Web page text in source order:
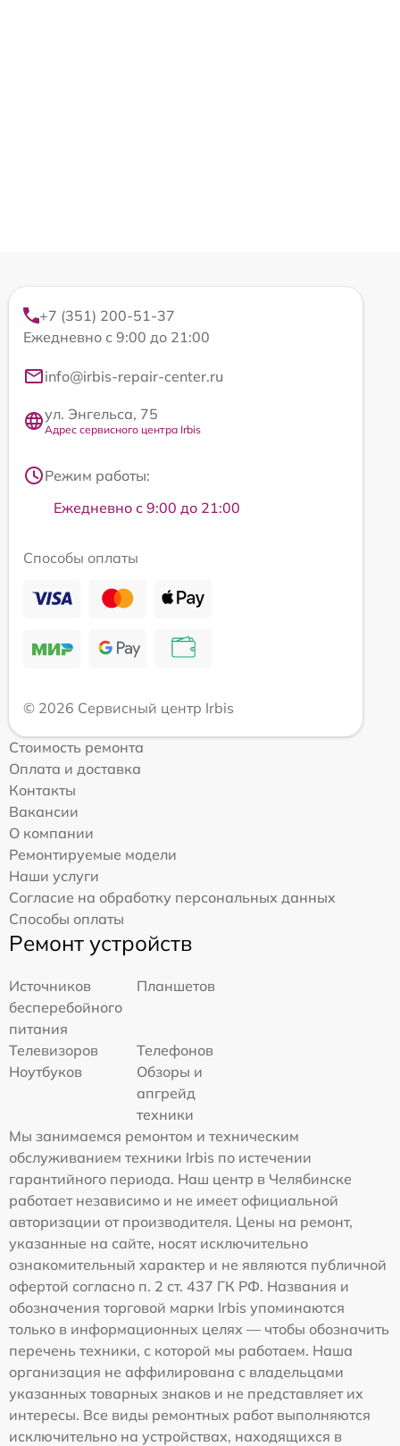
+7 (351) 200-51-37
Ежедневно с 9:00 до 21:00
info@irbis-repair-center.ru
ул. Энгельса, 75
Адрес сервисного центра Irbis
Режим работы:
Ежедневно с 9:00 до 21:00
Способы оплаты
© 2026 Сервисный центр Irbis
Стоимость ремонта
Оплата и доставка
Контакты
Вакансии
О компании
Ремонтируемые модели
Наши услуги
Согласие на обработку персональных данных
Способы оплаты
Ремонт устройств
Источников
бесперебойного
питания
Планшетов
Телевизоров
Телефонов
Ноутбуков
Обзоры и
апгрейд
техники
Мы занимаемся ремонтом и техническим
обслуживанием техники Irbis по истечении
гарантийного периода. Наш центр в Челябинске
работает независимо и не имеет официальной
авторизации от производителя. Цены на ремонт,
указанные на сайте, носят исключительно
ознакомительный характер и не являются публичной
офертой согласно п. 2 ст. 437 ГК РФ. Названия и
обозначения торговой марки Irbis упоминаются
только в информационных целях — чтобы обозначить
перечень техники, с которой мы работаем. Наша
организация не аффилирована с владельцами
указанных товарных знаков и не представляет их
интересы. Все виды ремонтных работ выполняются
исключительно на устройствах, находящихся в